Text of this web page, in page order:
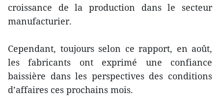
croissance de la production dans le secteur
manufacturier.
Cependant, toujours selon ce rapport, en août,
les fabricants ont exprimé une confiance
baissière dans les perspectives des conditions
d’affaires ces prochains mois.